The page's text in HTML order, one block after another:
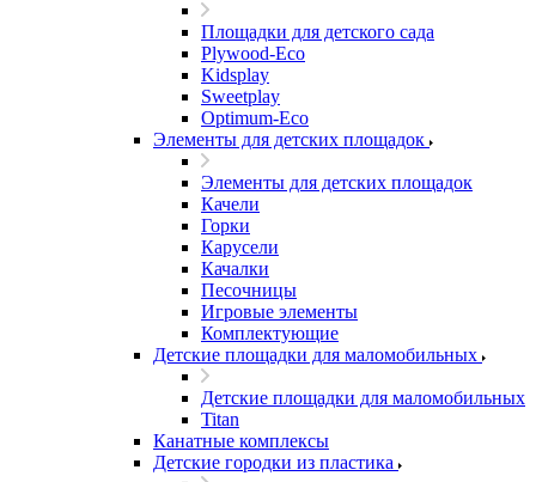
Площадки для детского сада
Plywood-Eco
Kidsplay
Sweetplay
Оptimum-Еco
Элементы для детских площадок
Элементы для детских площадок
Качели
Горки
Карусели
Качалки
Песочницы
Игровые элементы
Комплектующие
Детские площадки для маломобильных
Детские площадки для маломобильных
Titan
Канатные комплексы
Детские городки из пластика